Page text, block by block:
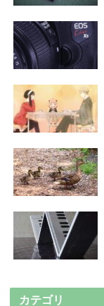
カテゴリ